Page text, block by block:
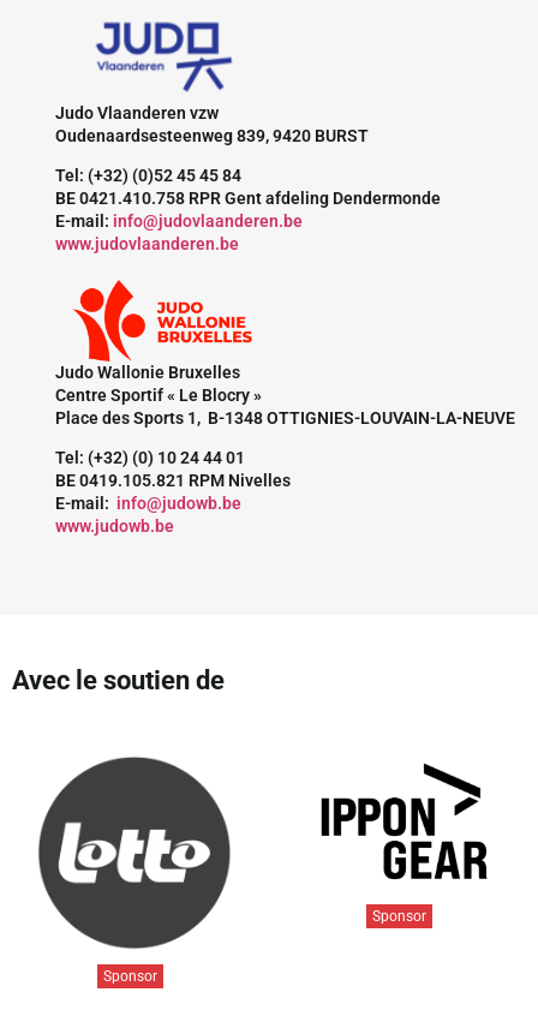
Judo Vlaanderen vzw
Oudenaardsesteenweg 839, 9420 BURST
Tel: (+32) (0)52 45 45 84
BE 0421.410.758 RPR Gent afdeling Dendermonde
E-mail: info@judovlaanderen.be
www.judovlaanderen.be
Judo Wallonie Bruxelles
Centre Sportif « Le Blocry »
Place des Sports 1, B-1348 OTTIGNIES-LOUVAIN-LA-NEUVE
Tel: (+32) (0) 10 24 44 01
BE 0419.105.821 RPM Nivelles
E-mail: info@judowb.be
www.judowb.be
Avec le soutien de
Sponsor
Sponsor